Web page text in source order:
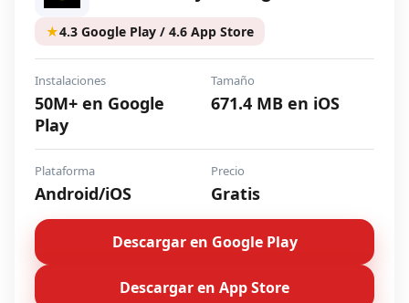
★4.3 Google Play / 4.6 App Store
Instalaciones
50M+ en Google
Play
Tamaño
671.4 MB en iOS
Plataforma
Android/iOS
Precio
Gratis
Descargar en Google Play
Descargar en App Store